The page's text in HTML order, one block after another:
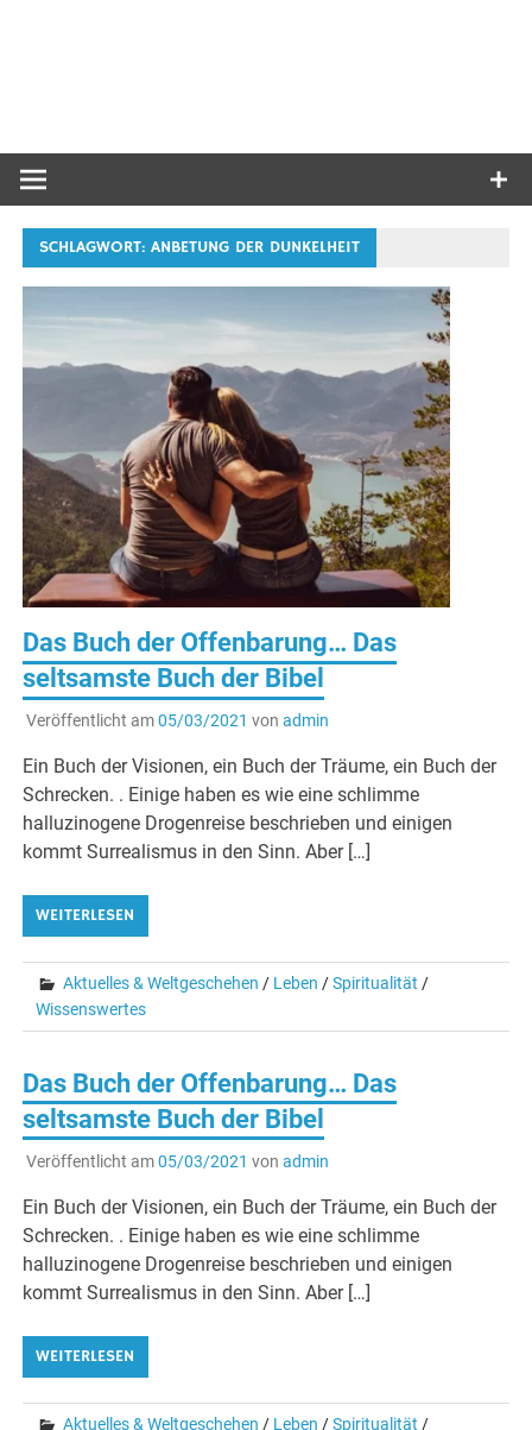
SCHLAGWORT:ANBETUNG DER DUNKELHEIT
Das Buch der Offenbarung… Das
seltsamste Buch der Bibel
Veröffentlicht am05/03/2021 von admin
Ein Buch der Visionen, ein Buch der Träume, ein Buch der
Schrecken. . Einige haben es wie eine schlimme
halluzinogene Drogenreise beschrieben und einigen
kommt Surrealismus in den Sinn. Aber […]
WEITERLESEN
Aktuelles & Weltgeschehen / Leben /Spiritualität /
Wissenswertes
Das Buch der Offenbarung… Das
seltsamste Buch der Bibel
Veröffentlicht am05/03/2021 von admin
Ein Buch der Visionen, ein Buch der Träume, ein Buch der
Schrecken. . Einige haben es wie eine schlimme
halluzinogene Drogenreise beschrieben und einigen
kommt Surrealismus in den Sinn. Aber […]
WEITERLESEN
Aktuelles & Weltgeschehen / Leben /Spiritualität /